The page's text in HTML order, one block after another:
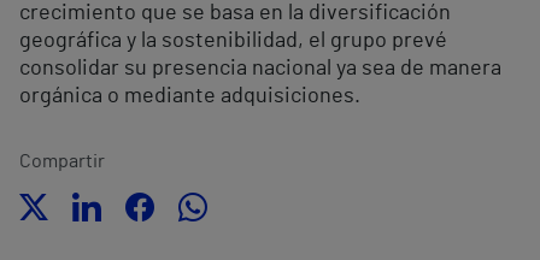
crecimiento que se basa en la diversificación
geográfica y la sostenibilidad, el grupo prevé
consolidar su presencia nacional ya sea de manera
orgánica o mediante adquisiciones.
Compartir